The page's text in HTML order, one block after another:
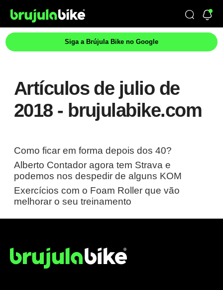
Siga a Brújula Bike no Google
Artículos de julio de
2018 - brujulabike.com
Como ficar em forma depois dos 40?
Alberto Contador agora tem Strava e
podemos nos despedir de alguns KOM
Exercícios com o Foam Roller que vão
melhorar o seu treinamento